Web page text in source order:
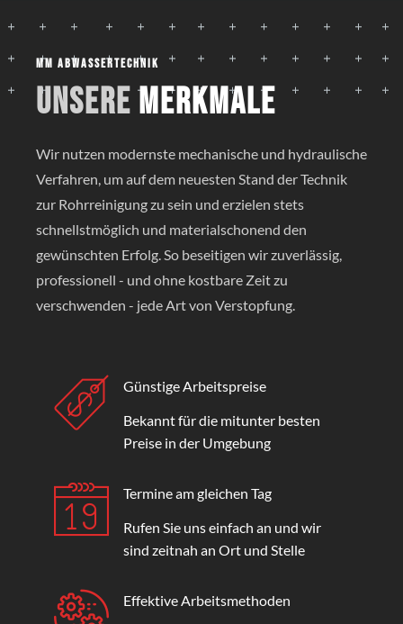
MM Abwassertechnik
UnsereMerkmale
Wir nutzen modernste mechanische und hydraulische
Verfahren, um auf dem neuesten Stand der Technik
zur Rohrreinigung zu sein und erzielen stets
schnellstmöglich und materialschonend den
gewünschten Erfolg. So beseitigen wir zuverlässig,
professionell - und ohne kostbare Zeit zu
verschwenden - jede Art von Verstopfung.
Günstige Arbeitspreise
Bekannt für die mitunter besten
Preise in der Umgebung
Termine am gleichen Tag
Rufen Sie uns einfach an und wir
sind zeitnah an Ort und Stelle
Effektive Arbeitsmethoden